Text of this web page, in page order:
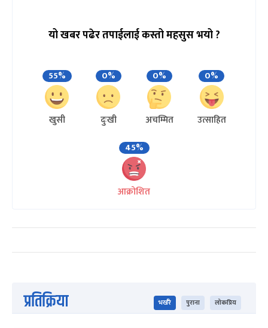
यो खबर पढेर तपाईलाई कस्तो महसुस भयो ?
55%
खुसी
0%
दुःखी
0%
अचम्मित
0%
उत्साहित
45%
आक्रोशित
प्रतिक्रिया भर्खरै पुराना लोकप्रिय